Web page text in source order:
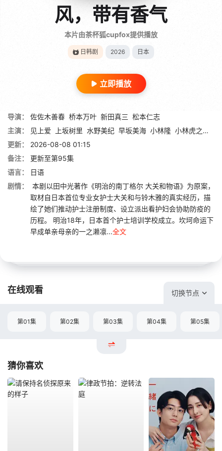
风，带有香气
本片由茶杯狐cupfox提供播放
日韩剧 2026 日本
立即播放
导演： 佐佐木善春 桥本万叶 新田真三 松本仁志
主演：
见上爱 上坂树里 水野美纪 早坂美海 小林隆 小林虎之介
更新：
2026-08-08 01:15
备注：
更新至第95集
语言：
日语
剧情：
本剧以田中光著作《明治的南丁格尔 大关和物语》为原案，
取材自日本首位专业女护士大关和与铃木雅的真实经历，描
绘了她们推动护士注册制度、设立派出看护妇会协助防疫的
历程。 明治18年，日本首个护士培训学校成立。坎坷命运下
早成单亲母亲的一之濑凛...全文
在线观看 切换节点
第01集 第02集 第03集 第04集 第05集
猜你喜欢